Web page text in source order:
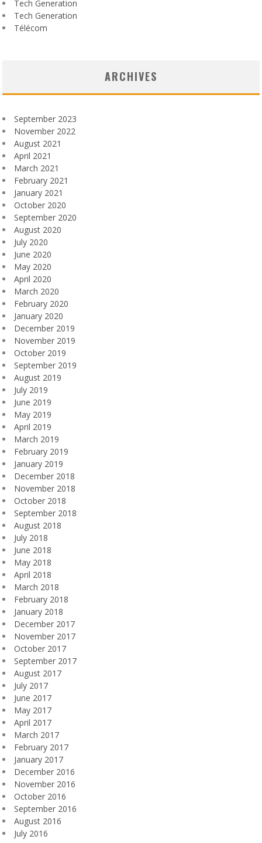
Tech Generation
Tech Generation
Télécom
ARCHIVES
September 2023
November 2022
August 2021
April 2021
March 2021
February 2021
January 2021
October 2020
September 2020
August 2020
July 2020
June 2020
May 2020
April 2020
March 2020
February 2020
January 2020
December 2019
November 2019
October 2019
September 2019
August 2019
July 2019
June 2019
May 2019
April 2019
March 2019
February 2019
January 2019
December 2018
November 2018
October 2018
September 2018
August 2018
July 2018
June 2018
May 2018
April 2018
March 2018
February 2018
January 2018
December 2017
November 2017
October 2017
September 2017
August 2017
July 2017
June 2017
May 2017
April 2017
March 2017
February 2017
January 2017
December 2016
November 2016
October 2016
September 2016
August 2016
July 2016